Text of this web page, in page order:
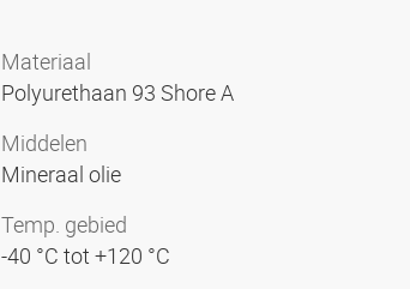
Materiaal
Polyurethaan 93 Shore A
Middelen
Mineraal olie
Temp. gebied
-40 °C tot +120 °C